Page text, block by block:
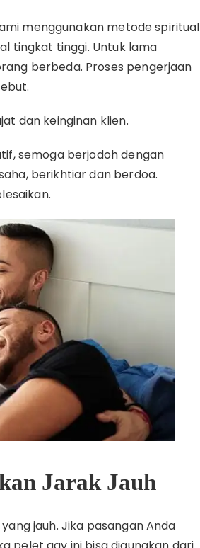
menggunakan metode spiritual
tingkat tinggi. Untuk lama
berbeda. Proses pengerjaan
dan keinginan klien.
semoga berjodoh dengan
berikhtiar dan berdoa.
Jarak Jauh
jauh. Jika pasangan Anda